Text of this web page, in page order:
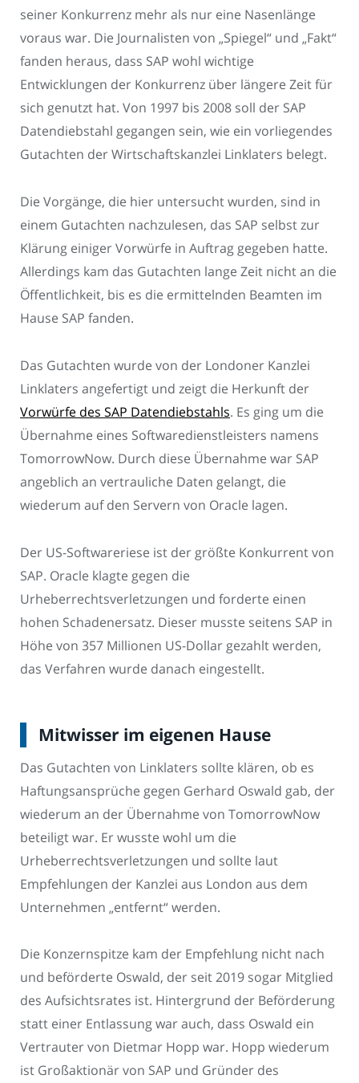
seiner Konkurrenz mehr als nur eine Nasenlänge
voraus war. Die Journalisten von „Spiegel“ und „Fakt“
fanden heraus, dass SAP wohl wichtige
Entwicklungen der Konkurrenz über längere Zeit für
sich genutzt hat. Von 1997 bis 2008 soll der SAP
Datendiebstahl gegangen sein, wie ein vorliegendes
Gutachten der Wirtschaftskanzlei Linklaters belegt.
Die Vorgänge, die hier untersucht wurden, sind in
einem Gutachten nachzulesen, das SAP selbst zur
Klärung einiger Vorwürfe in Auftrag gegeben hatte.
Allerdings kam das Gutachten lange Zeit nicht an die
Öffentlichkeit, bis es die ermittelnden Beamten im
Hause SAP fanden.
Das Gutachten wurde von der Londoner Kanzlei
Linklaters angefertigt und zeigt die Herkunft der
Vorwürfe des SAP Datendiebstahls. Es ging um die
Übernahme eines Softwaredienstleisters namens
TomorrowNow. Durch diese Übernahme war SAP
angeblich an vertrauliche Daten gelangt, die
wiederum auf den Servern von Oracle lagen.
Der US-Softwareriese ist der größte Konkurrent von
SAP. Oracle klagte gegen die
Urheberrechtsverletzungen und forderte einen
hohen Schadenersatz. Dieser musste seitens SAP in
Höhe von 357 Millionen US-Dollar gezahlt werden,
das Verfahren wurde danach eingestellt.
Mitwisser im eigenen Hause
Das Gutachten von Linklaters sollte klären, ob es
Haftungsansprüche gegen Gerhard Oswald gab, der
wiederum an der Übernahme von TomorrowNow
beteiligt war. Er wusste wohl um die
Urheberrechtsverletzungen und sollte laut
Empfehlungen der Kanzlei aus London aus dem
Unternehmen „entfernt“ werden.
Die Konzernspitze kam der Empfehlung nicht nach
und beförderte Oswald, der seit 2019 sogar Mitglied
des Aufsichtsrates ist. Hintergrund der Beförderung
statt einer Entlassung war auch, dass Oswald ein
Vertrauter von Dietmar Hopp war. Hopp wiederum
ist Großaktionär von SAP und Gründer des